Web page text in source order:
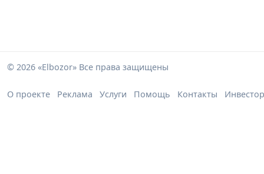
© 2026 «Elbozor» Все права защищены
О проекте Реклама Услуги Помощь Контакты